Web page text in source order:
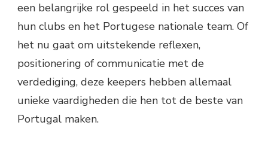
een belangrijke rol gespeeld in het succes van
hun clubs en het Portugese nationale team. Of
het nu gaat om uitstekende reflexen,
positionering of communicatie met de
verdediging, deze keepers hebben allemaal
unieke vaardigheden die hen tot de beste van
Portugal maken.